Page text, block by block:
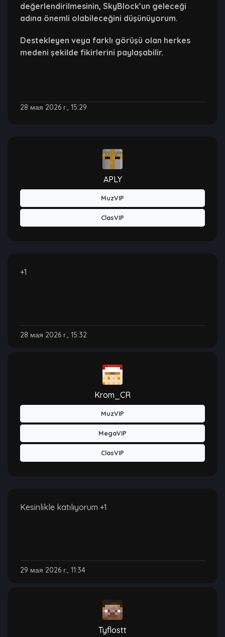
değerlendirilmesinin, SkyBlock’un geleceği
adına önemli olabileceğini düşünüyorum.
Destekleyen veya farklı görüşü olan herkes
medeni şekilde fikirlerini paylaşabilir.
28 мая 2026 г., 15:29
APLY
MuzVIP
ClasVIP
+1
28 мая 2026 г., 15:32
Krom_CR
MuzVIP
MegaVIP
ClasVIP
Kesinlikle katılıyorum +1
29 мая 2026 г., 11:34
Tyflostt